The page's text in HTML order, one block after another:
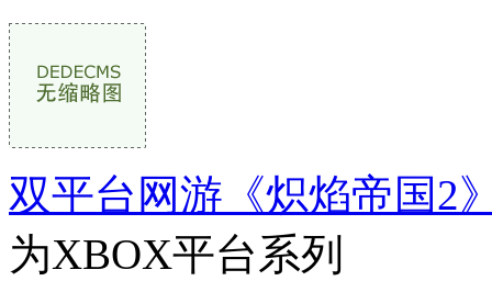
双平台网游《炽焰帝国2
为XBOX平台系列